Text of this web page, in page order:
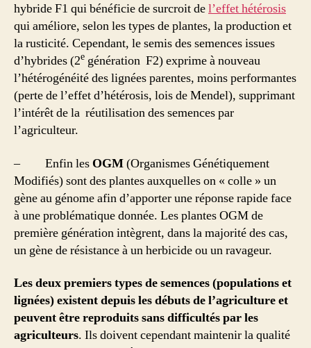
hybride F1 qui bénéficie de surcroit del’effet hétérosis
qui améliore, selon les types de plantes, la production et
la rusticité. Cependant, le semis des semences issues
d’hybrides (2e génération F2) exprime à nouveau
l’hétérogénéité des lignées parentes, moins performantes
(perte de l’effet d’hétérosis, lois de Mendel), supprimant
l’intérêt de la réutilisation des semences par
l’agriculteur.
– Enfin les OGM(Organismes Génétiquement
Modifiés) sont des plantes auxquelles on « colle » un
gène au génome afin d’apporter une réponse rapide face
à une problématique donnée. Les plantes OGM de
première génération intègrent, dans la majorité des cas,
un gène de résistance à un herbicide ou un ravageur.
Les deux premiers types de semences (populations et
lignées) existent depuis les débuts de l’agriculture et
peuvent être reproduits sans difficultés par les
agriculteurs. Ils doivent cependant maintenir la qualité